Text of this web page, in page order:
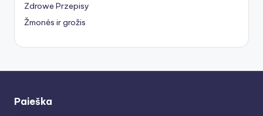
Zdrowe Przepisy
Žmonės ir grožis
Paieška